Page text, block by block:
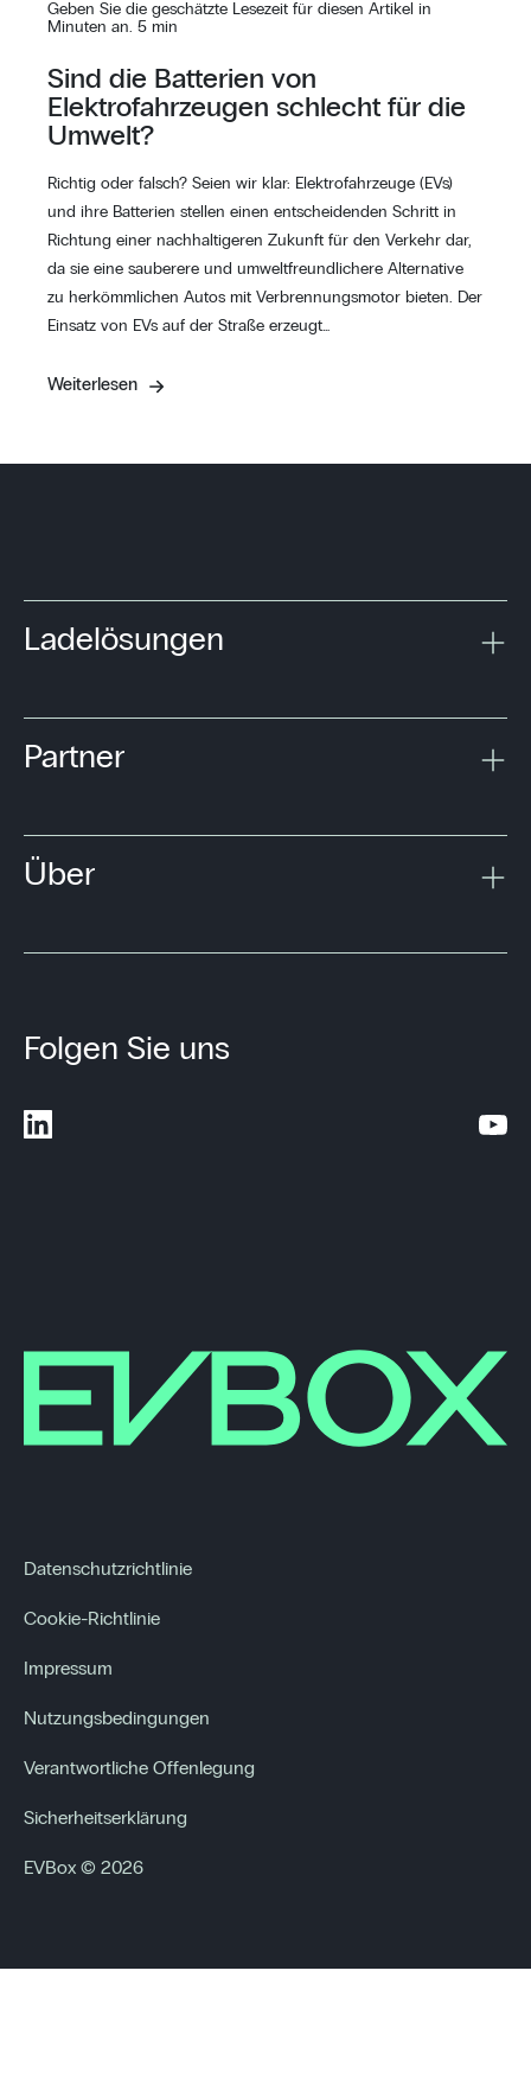
Geben Sie die geschätzte Lesezeit für diesen Artikel in
Minuten an. 5 min
Sind die Batterien von
Elektrofahrzeugen schlecht für die
Umwelt?
Richtig oder falsch? Seien wir klar: Elektrofahrzeuge (EVs)
und ihre Batterien stellen einen entscheidenden Schritt in
Richtung einer nachhaltigeren Zukunft für den Verkehr dar,
da sie eine sauberere und umweltfreundlichere Alternative
zu herkömmlichen Autos mit Verbrennungsmotor bieten. Der
Einsatz von EVs auf der Straße erzeugt…
Weiterlesen
Ladelösungen
Partner
Über
Folgen Sie uns
Datenschutzrichtlinie
Cookie-Richtlinie
Impressum
Nutzungsbedingungen
Verantwortliche Offenlegung
Sicherheitserklärung
EVBox © 2026